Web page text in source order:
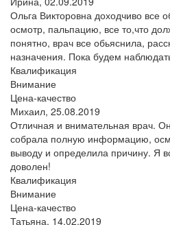
Ольга Викторовна доходчиво все
осмотр, пальпацию, все то,что
понятно, врач все обьяснила,
назначения. Пока будем
Квалификация
Внимание
Цена-качество
Михаил, 25.08.2019
Отличная и внимательная врач.
собрала полную информацию,
выводу и определила причину. Я
доволен!
Квалификация
Внимание
Цена-качество
Татьяна, 14.02.2019